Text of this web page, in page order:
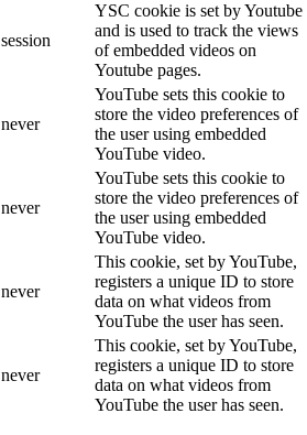
session
YSC cookie is set by Youtube
and is used to track the views
of embedded videos on
Youtube pages.
never
YouTube sets this cookie to
store the video preferences of
the user using embedded
YouTube video.
never
YouTube sets this cookie to
store the video preferences of
the user using embedded
YouTube video.
never
This cookie, set by YouTube,
registers a unique ID to store
data on what videos from
YouTube the user has seen.
never
This cookie, set by YouTube,
registers a unique ID to store
data on what videos from
YouTube the user has seen.